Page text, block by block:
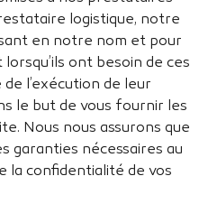
logistique, notre
en notre nom et pour
ont besoin de ces
l’exécution de leur
le but de vous fournir les
Nous nous assurons que
garanties nécessaires au
la confidentialité de vos